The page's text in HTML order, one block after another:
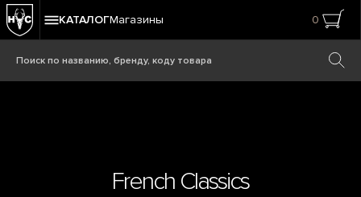
КАТАЛОГМагазины 0
French Classics